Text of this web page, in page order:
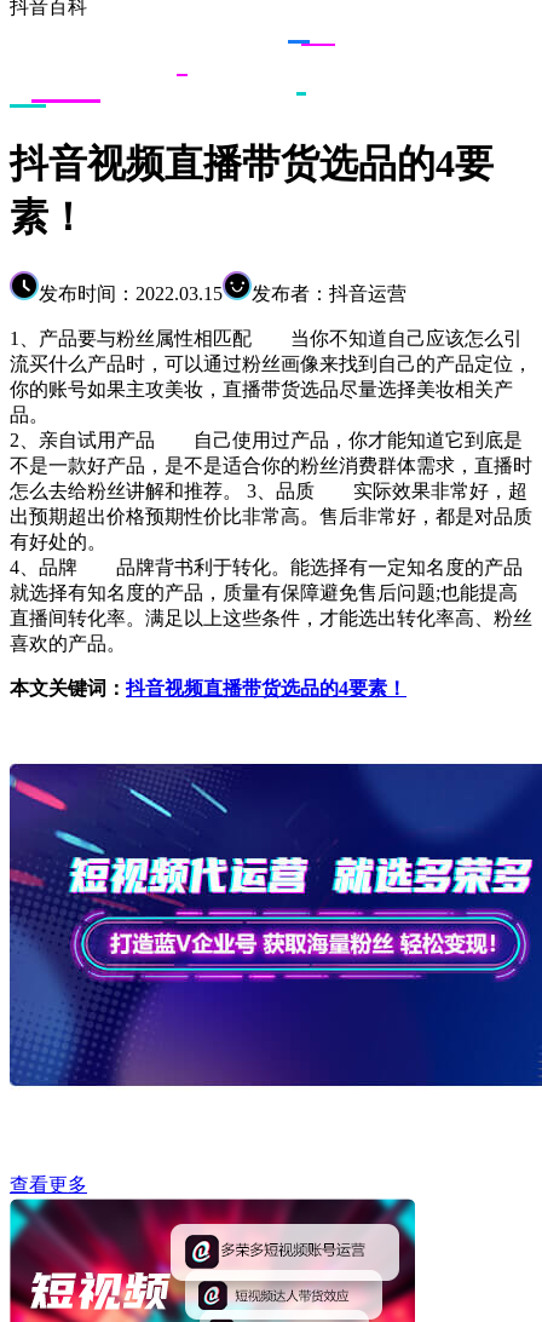
抖音百科
抖音视频直播带货选品的4要
素！
发布时间：2022.03.15 发布者：抖音运营
1、产品要与粉丝属性相匹配 当你不知道自己应该怎么引
流买什么产品时，可以通过粉丝画像来找到自己的产品定位，
你的账号如果主攻美妆，直播带货选品尽量选择美妆相关产
品。
2、亲自试用产品 自己使用过产品，你才能知道它到底是
不是一款好产品，是不是适合你的粉丝消费群体需求，直播时
怎么去给粉丝讲解和推荐。 3、品质 实际效果非常好，超
出预期超出价格预期性价比非常高。售后非常好，都是对品质
有好处的。
4、品牌 品牌背书利于转化。能选择有一定知名度的产品
就选择有知名度的产品，质量有保障避免售后问题;也能提高
直播间转化率。满足以上这些条件，才能选出转化率高、粉丝
喜欢的产品。
本文关键词：抖音视频直播带货选品的4要素！
查看更多